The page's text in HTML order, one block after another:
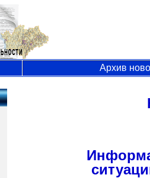
Архив